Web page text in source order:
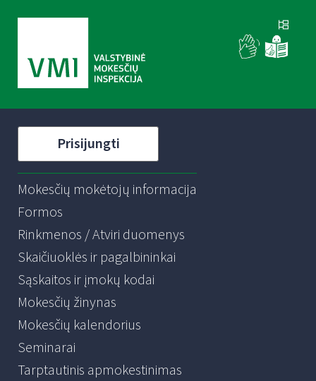
Prisijungti
Mokesčių mokėtojų informacija
Formos
Rinkmenos / Atviri duomenys
Skaičiuoklės ir pagalbininkai
Sąskaitos ir įmokų kodai
Mokesčių žinynas
Mokesčių kalendorius
Seminarai
Tarptautinis apmokestinimas